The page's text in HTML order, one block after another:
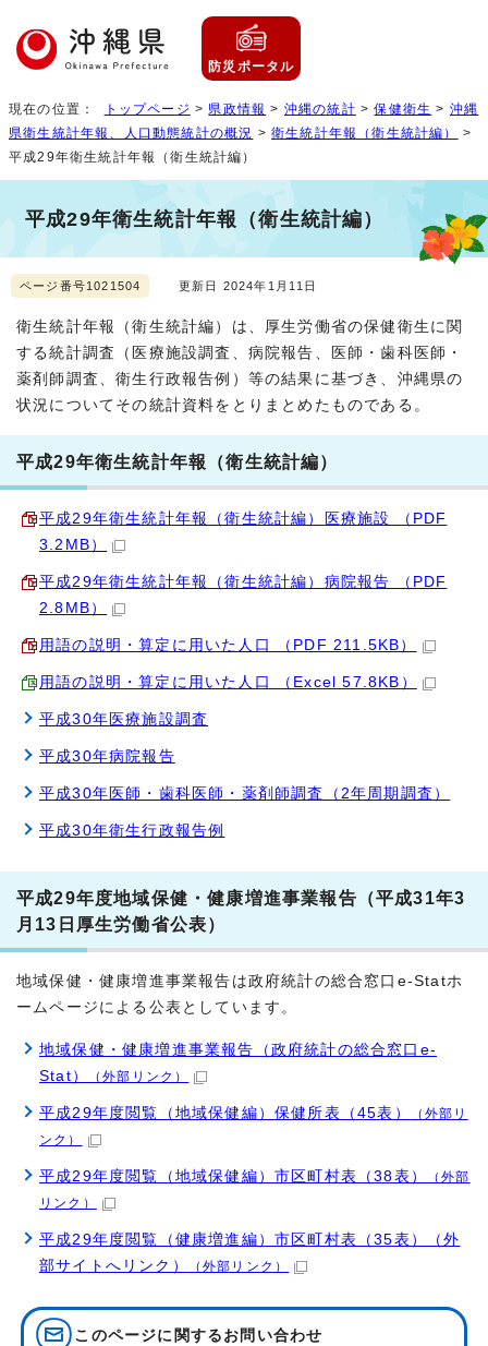
防災ポータル
現在の位置： トップページ > 県政情報 > 沖縄の統計 >保健衛生 > 沖縄
県衛生統計年報、人口動態統計の概況 >衛生統計年報（衛生統計編）
>
平成29年衛生統計年報（衛生統計編）
平成29年衛生統計年報（衛生統計編）
ページ番号1021504 更新日 2024年1月11日
衛生統計年報（衛生統計編）は、厚生労働省の保健衛生に関
する統計調査（医療施設調査、病院報告、医師・歯科医師・
薬剤師調査、衛生行政報告例）等の結果に基づき、沖縄県の
状況についてその統計資料をとりまとめたものである。
平成29年衛生統計年報（衛生統計編）
平成29年衛生統計年報（衛生統計編）医療施設 （PDF
3.2MB）
平成29年衛生統計年報（衛生統計編）病院報告 （PDF
2.8MB）
用語の説明・算定に用いた人口 （PDF 211.5KB）
用語の説明・算定に用いた人口 （Excel 57.8KB）
平成30年医療施設調査
平成30年病院報告
平成30年医師・歯科医師・薬剤師調査（2年周期調査）
平成30年衛生行政報告例
平成29年度地域保健・健康増進事業報告（平成31年3
月13日厚生労働省公表）
地域保健・健康増進事業報告は政府統計の総合窓口e-Statホ
ームページによる公表としています。
地域保健・健康増進事業報告（政府統計の総合窓口e-
Stat）
（外部リンク）
平成29年度閲覧（地域保健編）保健所表（45表）
（外部リ
ンク）
平成29年度閲覧（地域保健編）市区町村表（38表）
（外部
リンク）
平成29年度閲覧（健康増進編）市区町村表（35表）（外
部サイトへリンク）
（外部リンク）
このページに関する お問い合わせ